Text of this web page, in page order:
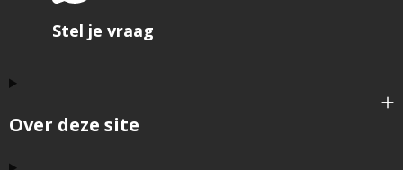
Over deze site
Stel je vraag